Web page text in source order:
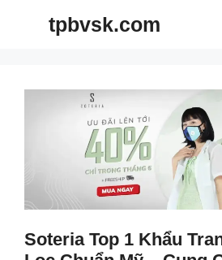
tpbvsk.com
Soteria Top 1 Khẩu